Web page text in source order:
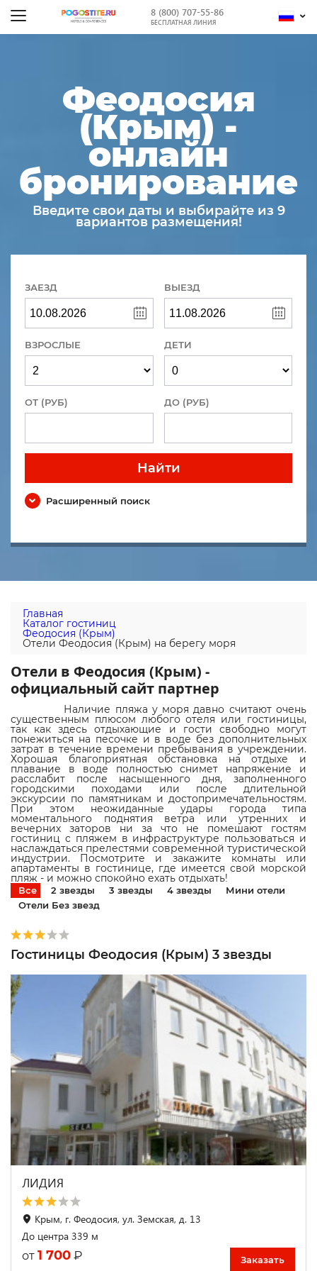
8 (800) 707-55-86
БЕСПЛАТНАЯ ЛИНИЯ
Феодосия
(Крым) -
онлайн
бронирование
Введите свои даты и выбирайте из 9
вариантов размещения!
ЗАЕЗД ВЫЕЗД
ВЗРОСЛЫЕ ДЕТИ
ОТ (РУБ) ДО (РУБ)
Найти
Расширенный поиск
Главная
Каталог гостиниц
Феодосия (Крым)
Отели Феодосия (Крым) на берегу моря
Отели в Феодосия (Крым) -
официальный сайт партнер
Наличие пляжа у моря давно считают очень
существенным плюсом любого отеля или гостиницы,
так как здесь отдыхающие и гости свободно могут
понежиться на песочке и в воде без дополнительных
затрат в течение времени пребывания в учреждении.
Хорошая благоприятная обстановка на отдыхе и
плавание в воде полностью снимет напряжение и
расслабит после насыщенного дня, заполненного
городскими походами или после длительной
экскурсии по памятникам и достопримечательностям.
При этом неожиданные удары города типа
моментального поднятия ветра или утренних и
вечерних заторов ни за что не помешают гостям
гостиниц с пляжем в инфраструктуре пользоваться и
наслаждаться прелестями современной туристической
индустрии. Посмотрите и закажите комнаты или
апартаменты в гостинице, где имеется свой морской
пляж - и можно спокойно ехать отдыхать!
Все 2 звезды 3 звезды 4 звезды
Мини отели
Отели Без звезд
Гостиницы Феодосия (Крым) 3 звезды
ЛИДИЯ
Крым, г. Феодосия, ул. Земская, д. 13
До центра 339 м
от 1 700 ₽ Заказать